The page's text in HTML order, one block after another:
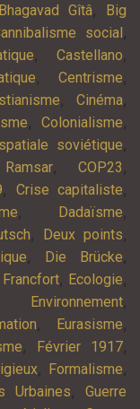
Bhagavad Gîtâ,
Big
social ,
,Castellano,
,Centrisme,
, Cinéma,
, Colonialisme,
soviétique,
, COP23 ,
, Crise capitaliste,
, Dadaïsme,
, Deux points,
, Die Brücke,
, Ecologie,
Environnement,
, Eurasisme,
, Février 1917,
, Formalisme,
Urbaines,Guerre